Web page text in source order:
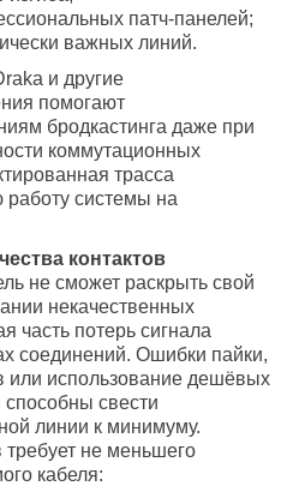
патч-панелей;
важных линий.
и другие
помогают
бродкастинга даже при
коммутационных
трасса
работу системы на
контактов
не сможет раскрыть свой
некачественных
часть потерь сигнала
соединений. Ошибки пайки,
или использование дешёвых
свести
линии к минимуму.
не меньшего
кабеля: